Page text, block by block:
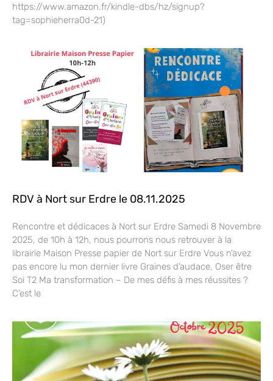
https://www.amazon.fr/kindle-dbs/hz/signup?
tag=sophieherra0d-21)
RDV à Nort sur Erdre le 08.11.2025
Rencontre et dédicaces à Nort sur Erdre Samedi 8 Novembre
2025, de 10h à 12h, nous pourrons nous retrouver à la
librairie Maison Presse papier de Nort sur Erdre Vous n’avez
pas encore lu mon dernier livre Graines d’audace, Oser être
Soi T2 Ma transformation – De mes défis à mes réussites ?
C’est le